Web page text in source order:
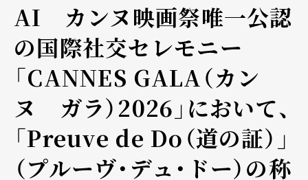
AI カンヌ映画祭唯一公認
の国際社交セレモニー
「CANNES GALA（カン
ヌ ガラ）2026」において、
「Preuve de Do（道の証）」
（プルーヴ・デュ・ドー）の称